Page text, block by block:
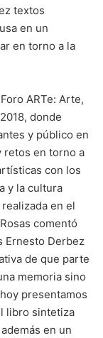
textos
en un
en torno a la
ARTe: Arte,
donde
y público en
retos en torno a
con los
y la cultura
en el
comentó
Ernesto Derbez
de que parte
memoria sino
presentamos
libro sintetiza
en un